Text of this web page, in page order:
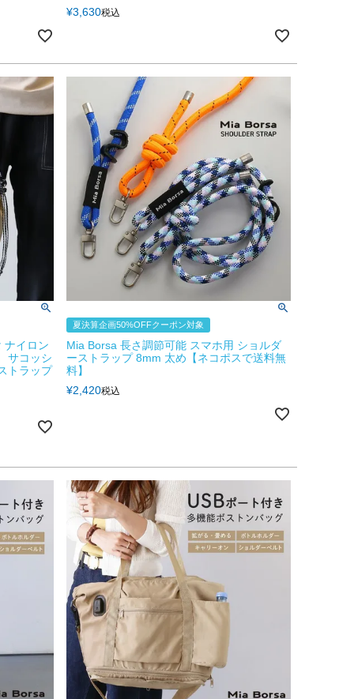
¥3,630税込
ナイロン
サコッシ
トラップ
夏決算企画50%OFFクーポン対象
Mia Borsa 長さ調節可能 スマホ用 ショルダ
ーストラップ 8mm 太め【ネコポスで送料無
料】
¥2,420税込